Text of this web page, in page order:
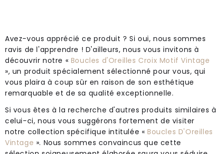
Avez-vous apprécié ce produit ? Si oui, nous sommes
ravis de l'apprendre ! D'ailleurs, nous vous invitons à
découvrir notre « Boucles d'Oreilles Croix Motif Vintage
», un produit spécialement sélectionné pour vous, qui
vous plaira à coup sûr en raison de son esthétique
remarquable et de sa qualité exceptionnelle.
Si vous êtes à la recherche d'autres produits similaires à
celui-ci, nous vous suggérons fortement de visiter
notre collection spécifique intitulée «Boucles D'Oreilles
Vintage ». Nous sommes convaincus que cette